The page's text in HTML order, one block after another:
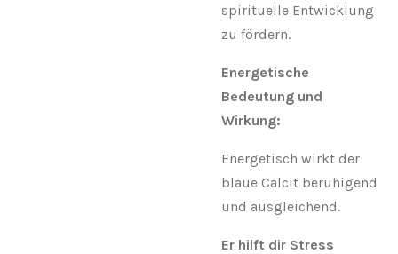
spirituelle Entwicklung
zu fördern.
Energetische
Bedeutung und
Wirkung:
Energetisch wirkt der
blaue Calcit beruhigend
und ausgleichend.
Er hilft dir Stress